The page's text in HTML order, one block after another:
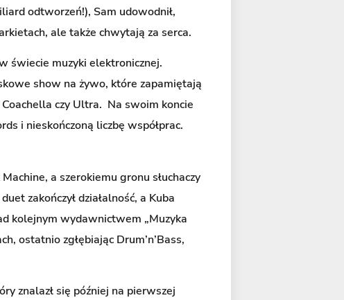
odtworzeń!), Sam udowodnił,
ale także chwytają za serca.
świecie muzyki elektronicznej.
show na żywo, które zapamiętają
czy Ultra. Na swoim koncie
i nieskończoną liczbę współprac.
a szerokiemu gronu słuchaczy
zakończył działalność, a Kuba
kolejnym wydawnictwem „Muzyka
ostatnio zgłębiając Drum’n’Bass,
znalazł się później na pierwszej